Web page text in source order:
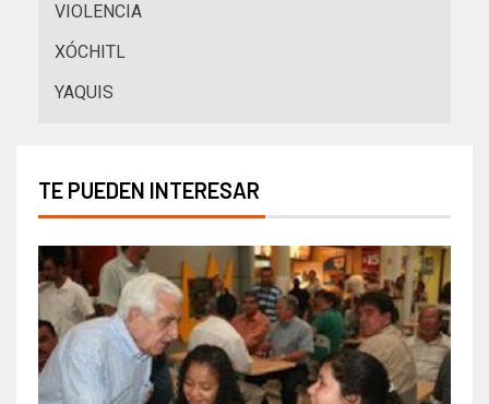
VIOLENCIA
XÓCHITL
YAQUIS
TE PUEDEN INTERESAR